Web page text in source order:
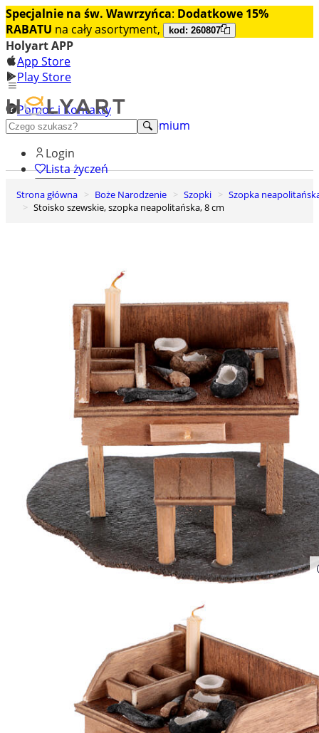
Specjalnie na św. Wawrzyńca: Dodatkowe 15%
RABATU na cały asortyment, kod: 260807
Holyart APP
App Store
Play Store
Pomoc i Kontakty
+48 222 922 860
Odkryj premium
Login
Lista życzeń
0
Koszyk
Strona główna Boże Narodzenie Szopki
Szopka
Stoisko szewskie, szopka neapolitańska, 8 cm